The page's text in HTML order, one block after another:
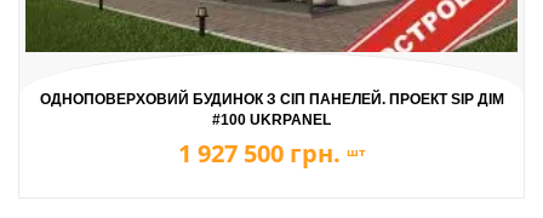
ОДНОПОВЕРХОВИЙ БУДИНОК З СІП ПАНЕЛЕЙ. ПРОЕКТ SIP ДІМ
#100 UKRPANEL
1 927 500 грн. шт